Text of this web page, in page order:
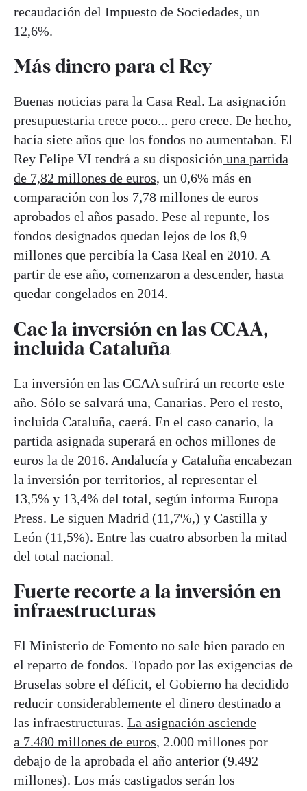
recaudación del Impuesto de Sociedades, un
12,6%.
Más dinero para el Rey
Buenas noticias para la Casa Real. La asignación
presupuestaria crece poco... pero crece. De hecho,
hacía siete años que los fondos no aumentaban. El
Rey Felipe VI tendrá a su disposición una partida
de 7,82 millones de euros, un 0,6% más en
comparación con los 7,78 millones de euros
aprobados el años pasado. Pese al repunte, los
fondos designados quedan lejos de los 8,9
millones que percibía la Casa Real en 2010. A
partir de ese año, comenzaron a descender, hasta
quedar congelados en 2014.
Cae la inversión en las CCAA,
incluida Cataluña
La inversión en las CCAA sufrirá un recorte este
año. Sólo se salvará una, Canarias. Pero el resto,
incluida Cataluña, caerá. En el caso canario, la
partida asignada superará en ochos millones de
euros la de 2016. Andalucía y Cataluña encabezan
la inversión por territorios, al representar el
13,5% y 13,4% del total, según informa Europa
Press. Le siguen Madrid (11,7%,) y Castilla y
León (11,5%). Entre las cuatro absorben la mitad
del total nacional.
Fuerte recorte a la inversión en
infraestructuras
El Ministerio de Fomento no sale bien parado en
el reparto de fondos. Topado por las exigencias de
Bruselas sobre el déficit, el Gobierno ha decidido
reducir considerablemente el dinero destinado a
las infraestructuras. La asignación asciende
a 7.480 millones de euros, 2.000 millones por
debajo de la aprobada el año anterior (9.492
millones). Los más castigados serán los